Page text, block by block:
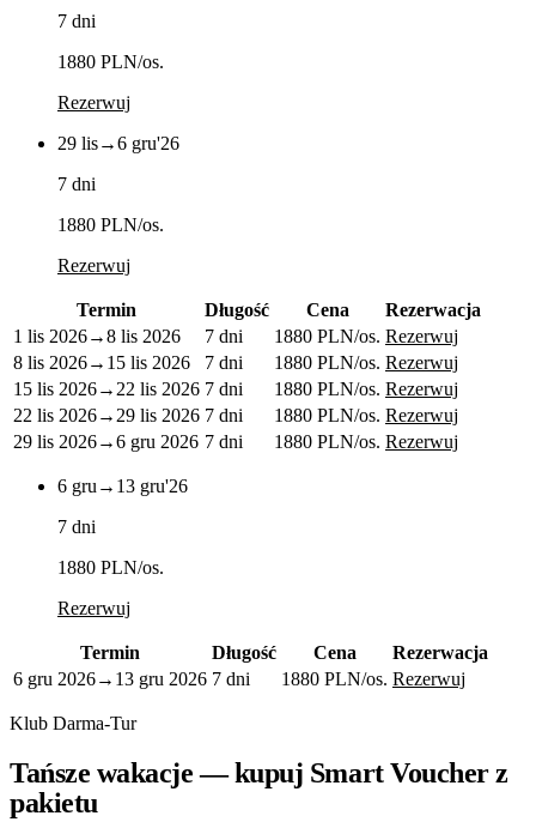
7 dni
1880 PLN/os.
Rezerwuj
29 lis→6 gru'26
7 dni
1880 PLN/os.
Rezerwuj
Termin Długość Cena
Rezerwacja
1 lis 2026→8 lis 2026 7 dni 1880 PLN/os. Rezerwuj
8 lis 2026→ 15 lis 2026 7 dni 1880 PLN/os. Rezerwuj
15 lis 2026→ 22 lis 2026 7 dni 1880 PLN/os. Rezerwuj
22 lis 2026→ 29 lis 2026 7 dni 1880 PLN/os. Rezerwuj
29 lis 2026→6 gru 2026 7 dni 1880 PLN/os. Rezerwuj
6 gru → 13 gru'26
7 dni
1880 PLN/os.
Rezerwuj
Termin Długość Cena
Rezerwacja
6 gru 2026→ 13 gru 2026 7 dni 1880 PLN/os. Rezerwuj
Klub Darma-Tur
Tańsze wakacje — kupuj Smart Voucher z
pakietu